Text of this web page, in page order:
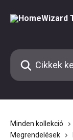
Cikkek keresése…
Minden kollekció
Megrendelések